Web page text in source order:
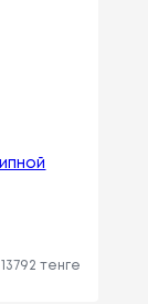
тенге